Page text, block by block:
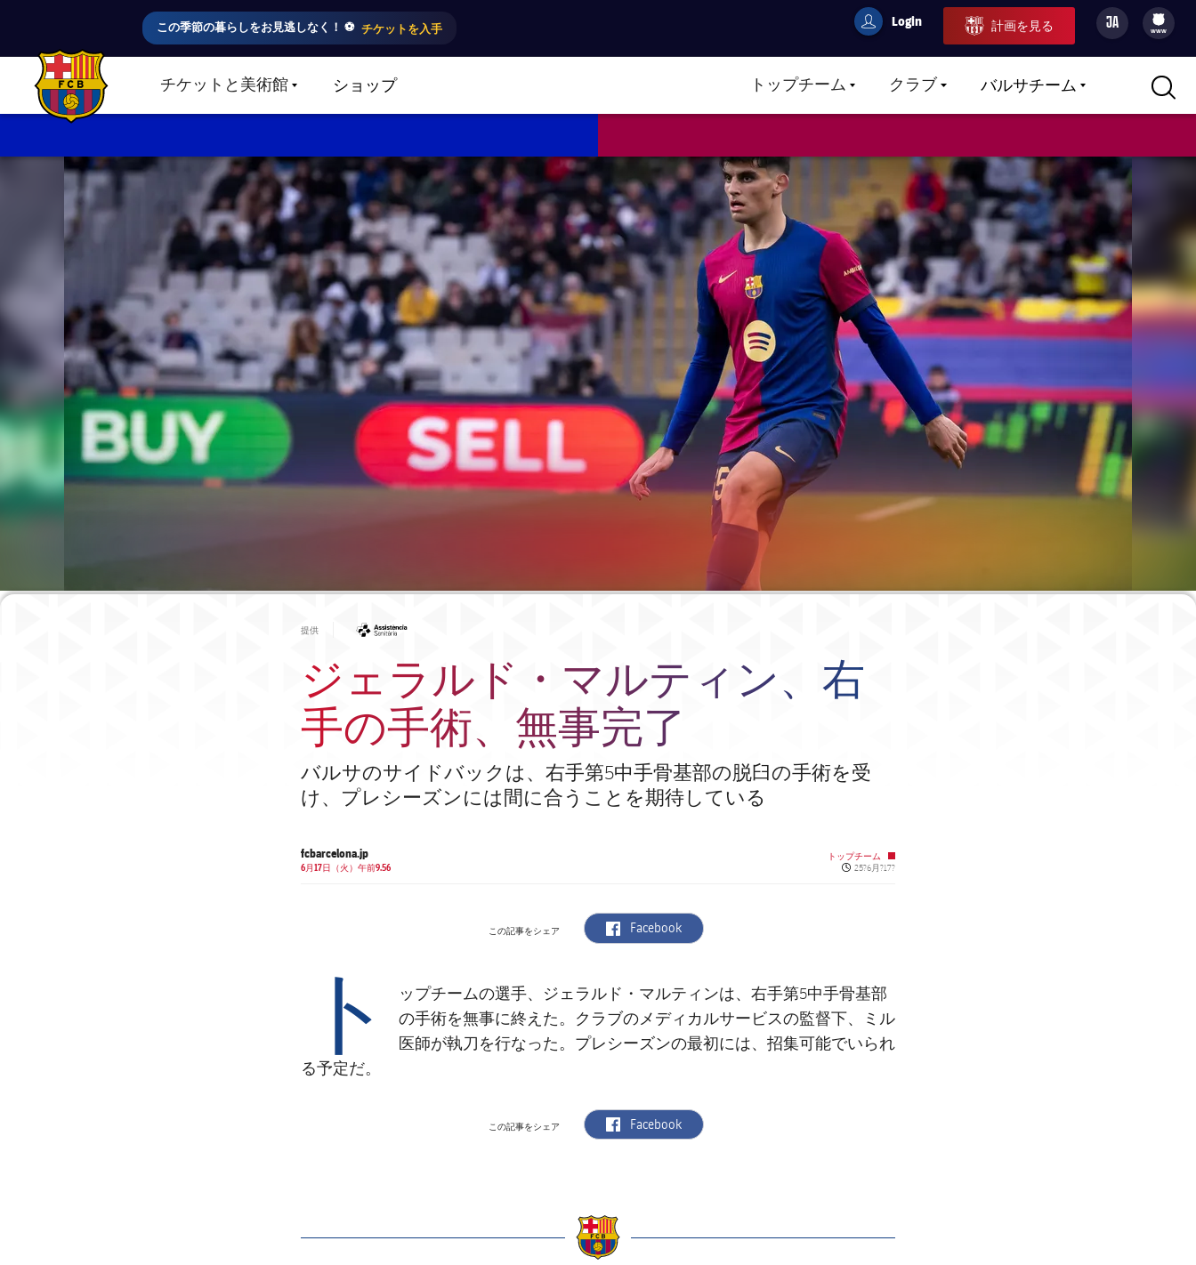
この季節の暮らしをお見逃しなく！ ⚽️ チケットを入手 userCulers
Login 計画を見る JA
filled-badge
www
FC Barcelona club badge チケットと美術館LABEL.SHARE.CARETDOWNショップ トップチームLABEL.ARIA.CARETDOWN
クラブLABEL.ARIA.CARETDOWN
バルサチームLABEL.ARIA.CARETDOWN
提供
ジェラルド・マルティン、右
手の手術、無事完了
バルサのサイドバックは、右手第5中手骨基部の脱臼の手術を受
け、プレシーズンには間に合うことを期待している
fcbarcelona.jp
6月17日（火）午前9.56
トップチーム
Published news
25?6月?17?
この記事をシェア label.aria.facebook
Facebook
ト ップチームの選手、 ジェラルド・マルティンは、右手第5中手骨基部
の手術を無事に終えた。クラブのメディカルサービスの監督下、ミル
医師が執刀を行なった。プレシーズンの最初には、招集可能でいられ
る予定だ。
この記事をシェア label.aria.facebook
Facebook